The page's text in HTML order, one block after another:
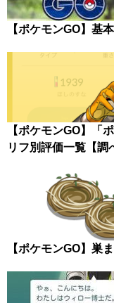
【ポケモンGO】基
【ポケモンGO】「
リフ別評価一覧【調
【ポケモンGO】巣